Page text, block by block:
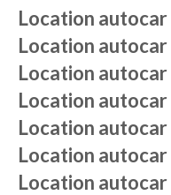
Location autocar
Location autocar
Location autocar
Location autocar
Location autocar
Location autocar
Location autocar